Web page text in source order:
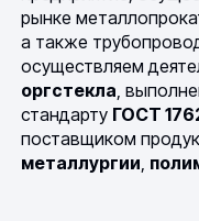
рынке
а также
осуществляем
оргстекла,
стандарту ГОСТ
поставщиком
металлургии,